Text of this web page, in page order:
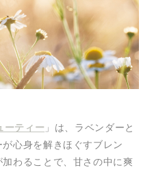
ーティー 」は、ラベンダーと
心身を解きほぐすブレン
わることで、甘さの中に爽